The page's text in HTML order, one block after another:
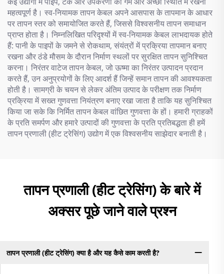
महत्वपूर्ण है। स्व-नियामक तापन केबल अपने आसपास के तापमान के आधार
पर तापन स्तर को समायोजित करते हैं, जिससे विश्वसनीय तापन समाधान
प्राप्त होता है। निम्नलिखित परिदृश्यों में स्व-नियामक केबल लाभदायक होते
हैं: पानी के पाइपों के जमने से रोकथाम, संयंत्रों में प्रक्रिया तापमान बनाए
रखना और ठंडे मौसम के दौरान निर्माण स्थलों पर सुरक्षित तापन सुनिश्चित
करना। निरंतर वाटेज तापन केबल, जो ऊष्मा का निरंतर उत्पादन प्रदान
करते हैं, उन अनुप्रयोगों के लिए आदर्श हैं जिन्हें समान तापन की आवश्यकता
होती है। सामग्री के चयन से लेकर अंतिम उत्पाद के परीक्षण तक निर्माण
प्रक्रिया में सख्त गुणवत्ता नियंत्रण बनाए रखा जाता है ताकि यह सुनिश्चित
किया जा सके कि निर्मित तापन केबल वांछित गुणवत्ता के हों। हमारी ग्राहकों
के प्रति समर्पण और हमारे उत्पादों की गुणवत्ता के प्रति प्रतिबद्धता ही हमें
तापन प्रणाली (हीट ट्रेसिंग) उद्योग में एक विश्वसनीय साझेदार बनाती है।
तापन प्रणाली (हीट ट्रेसिंग) के बारे में
अक्सर पूछे जाने वाले प्रश्न
तापन प्रणाली (हीट ट्रेसिंग) क्या है और यह कैसे काम करती है?